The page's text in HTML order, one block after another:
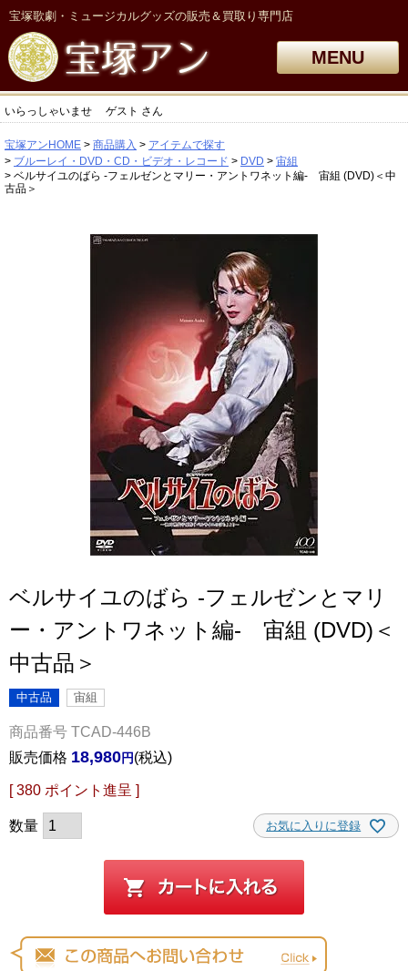
宝塚歌劇・ミュージカルグッズの販売＆買取り専門店
MENU
いらっしゃいませ ゲスト さん
宝塚アンHOME 商品購入
アイテムで探す
ブルーレイ・DVD・CD・ビデオ・レコード
DVD
宙組
ベルサイユのばら -フェルゼンとマリー・アントワネット編- 宙組 (DVD)＜中
古品＞
ベルサイユのばら -フェルゼンとマリ
ー・アントワネット編- 宙組 (DVD)＜
中古品＞
中古品 宙組
商品番号 TCAD-446B
販売価格 18,980 税込
[ 380 ポイント進呈 ]
お気に入りに登録